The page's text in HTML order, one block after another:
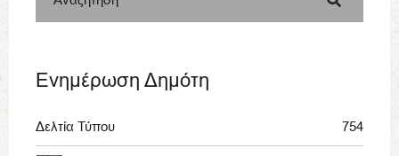
Ενημέρωση Δημότη
Δελτία Τύπου 754